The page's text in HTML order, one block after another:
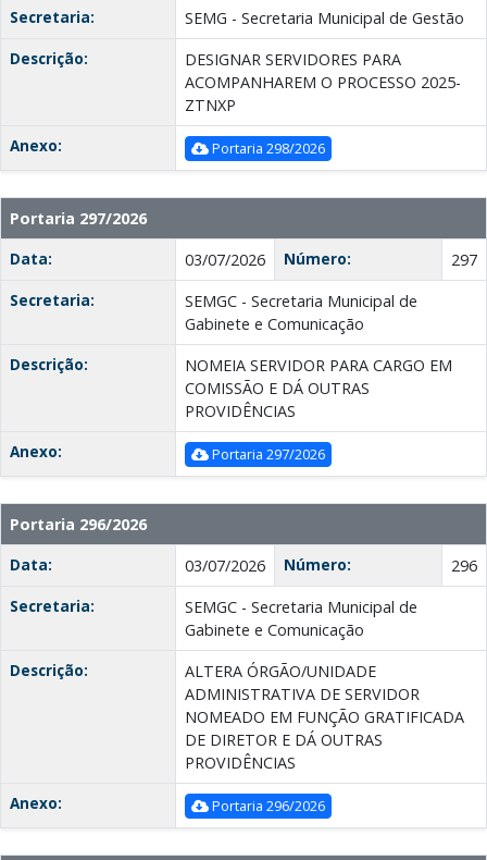
Secretaria:
SEMG - Secretaria Municipal de Gestão
Descrição:
DESIGNAR SERVIDORES PARA
ACOMPANHAREM O PROCESSO 2025-
ZTNXP
Anexo:
Portaria 298/2026
Portaria 297/2026
Data:
03/07/2026 Número:
297
Secretaria:
SEMGC - Secretaria Municipal de
Gabinete e Comunicação
Descrição:
NOMEIA SERVIDOR PARA CARGO EM
COMISSÃO E DÁ OUTRAS
PROVIDÊNCIAS
Anexo:
Portaria 297/2026
Portaria 296/2026
Data:
03/07/2026 Número:
296
Secretaria:
SEMGC - Secretaria Municipal de
Gabinete e Comunicação
Descrição:
ALTERA ÓRGÃO/UNIDADE
ADMINISTRATIVA DE SERVIDOR
NOMEADO EM FUNÇÃO GRATIFICADA
DE DIRETOR E DÁ OUTRAS
PROVIDÊNCIAS
Anexo:
Portaria 296/2026